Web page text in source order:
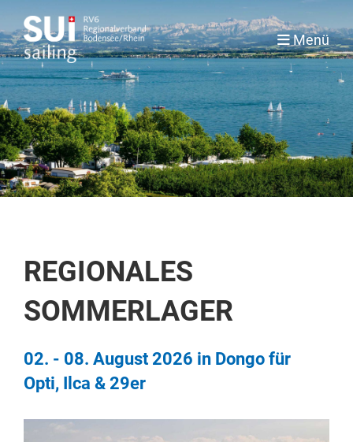
Menü
REGIONALES
SOMMERLAGER
02. - 08. August 2026 in Dongo für
Opti, Ilca & 29er